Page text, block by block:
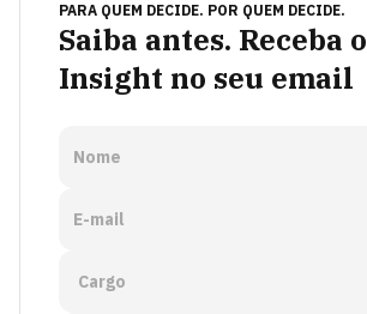
PARA QUEM DECIDE. POR QUEM DECIDE.
Saiba antes. Receba o
Insight no seu email
Nome
E-mail